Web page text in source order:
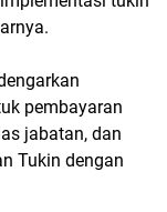
pembayaran
jabatan, dan
Tukin dengan